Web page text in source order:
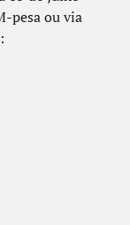
pesa ou via